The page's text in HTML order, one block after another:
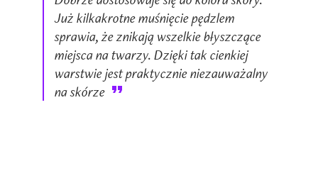
Już kilkakrotne muśnięcie pędzlem
sprawia, że znikają wszelkie błyszczące
miejsca na twarzy. Dzięki tak cienkiej
warstwie jest praktycznie niezauważalny
na skórze